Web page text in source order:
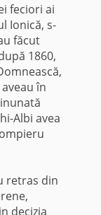
feciori ai
Ionică, s-
făcut
1860,
în
Albi avea
retras din
decizia